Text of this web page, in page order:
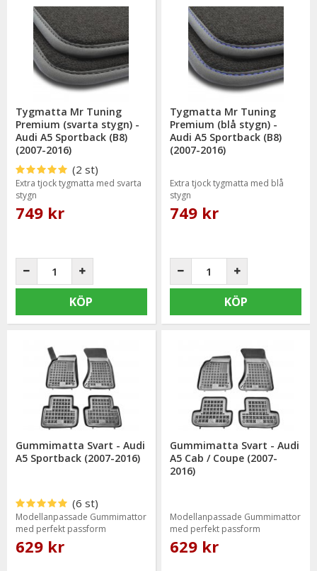
Tygmatta Mr Tuning
Premium (svarta stygn) -
Audi A5 Sportback (B8)
(2007-2016)
(2 st)
Extra tjock tygmatta med svarta
stygn
749 kr
KÖP
Tygmatta Mr Tuning
Premium (blå stygn) -
Audi A5 Sportback (B8)
(2007-2016)
Extra tjock tygmatta med blå
stygn
749 kr
KÖP
Gummimatta Svart - Audi
A5 Sportback (2007-2016)
(6 st)
Modellanpassade Gummimattor
med perfekt passform
629 kr
Gummimatta Svart - Audi
A5 Cab / Coupe (2007-
2016)
Modellanpassade Gummimattor
med perfekt passform
629 kr